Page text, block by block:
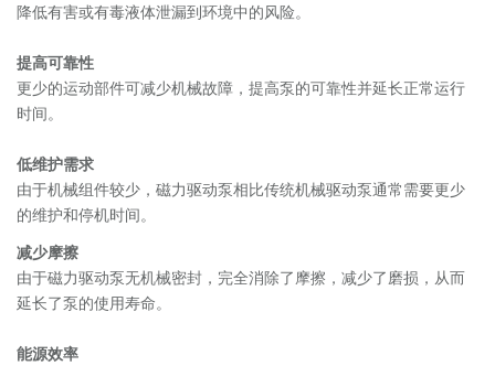
降低有害或有毒液体泄漏到环境中的风险。
提高可靠性
更少的运动部件可减少机械故障，提高泵的可靠性并延长正常运行
时间。
低维护需求
由于机械组件较少，磁力驱动泵相比传统机械驱动泵通常需要更少
的维护和停机时间。
减少摩擦
由于磁力驱动泵无机械密封，完全消除了摩擦，减少了磨损，从而
延长了泵的使用寿命。
能源效率